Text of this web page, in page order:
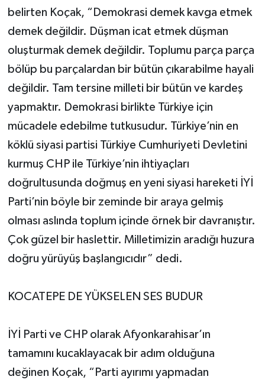
belirten Koçak, “Demokrasi demek kavga etmek
demek değildir. Düşman icat etmek düşman
oluşturmak demek değildir. Toplumu parça parça
bölüp bu parçalardan bir bütün çıkarabilme hayali
değildir. Tam tersine milleti bir bütün ve kardeş
yapmaktır. Demokrasi birlikte Türkiye için
mücadele edebilme tutkusudur. Türkiye’nin en
köklü siyasi partisi Türkiye Cumhuriyeti Devletini
kurmuş CHP ile Türkiye’nin ihtiyaçları
doğrultusunda doğmuş en yeni siyasi hareketi İYİ
Parti’nin böyle bir zeminde bir araya gelmiş
olması aslında toplum içinde örnek bir davranıştır.
Çok güzel bir haslettir. Milletimizin aradığı huzura
doğru yürüyüş başlangıcıdır” dedi.
KOCATEPE DE YÜKSELEN SES BUDUR
İYİ Parti ve CHP olarak Afyonkarahisar’ın
tamamını kucaklayacak bir adım olduğuna
değinen Koçak, “Parti ayırımı yapmadan